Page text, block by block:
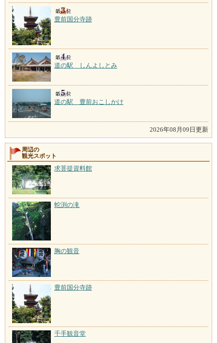
豊前国分寺跡
道の駅 しんよしとみ
道の駅 豊前おこしかけ
2026年08月09日更新
周辺の
観光スポット
求菩提資料館
蛇渕の滝
胸の観音
豊前国分寺跡
千手観音堂